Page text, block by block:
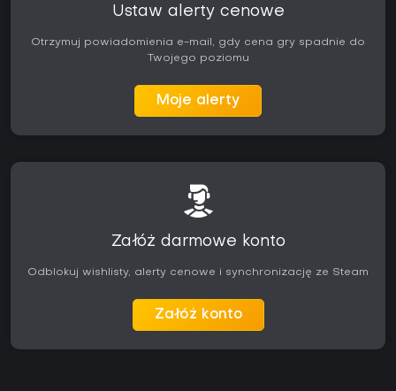
Ustaw alerty cenowe
Otrzymuj powiadomienia e-mail, gdy cena gry spadnie do
Twojego poziomu
Moje alerty
Załóż darmowe konto
Odblokuj wishlisty, alerty cenowe i synchronizację ze Steam
Załóż konto